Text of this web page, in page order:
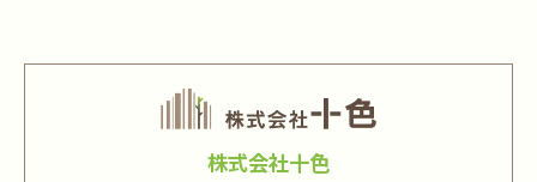
株式会社十色